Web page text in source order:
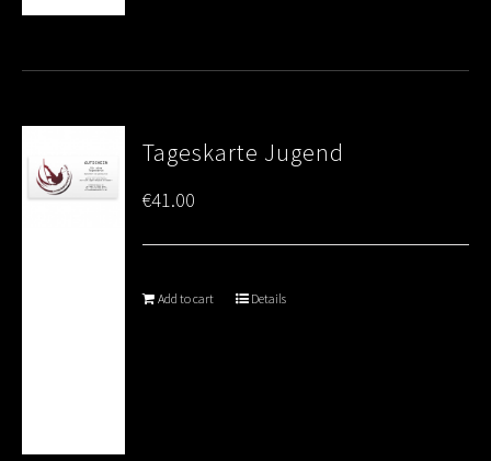
Tageskarte Jugend
€41.00
Add to cart Details